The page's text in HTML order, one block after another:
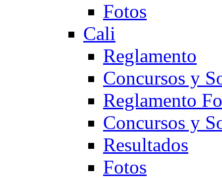
Fotos
Cali
Reglamento
Concursos y
Reglamento
Concursos y
Resultados
Fotos